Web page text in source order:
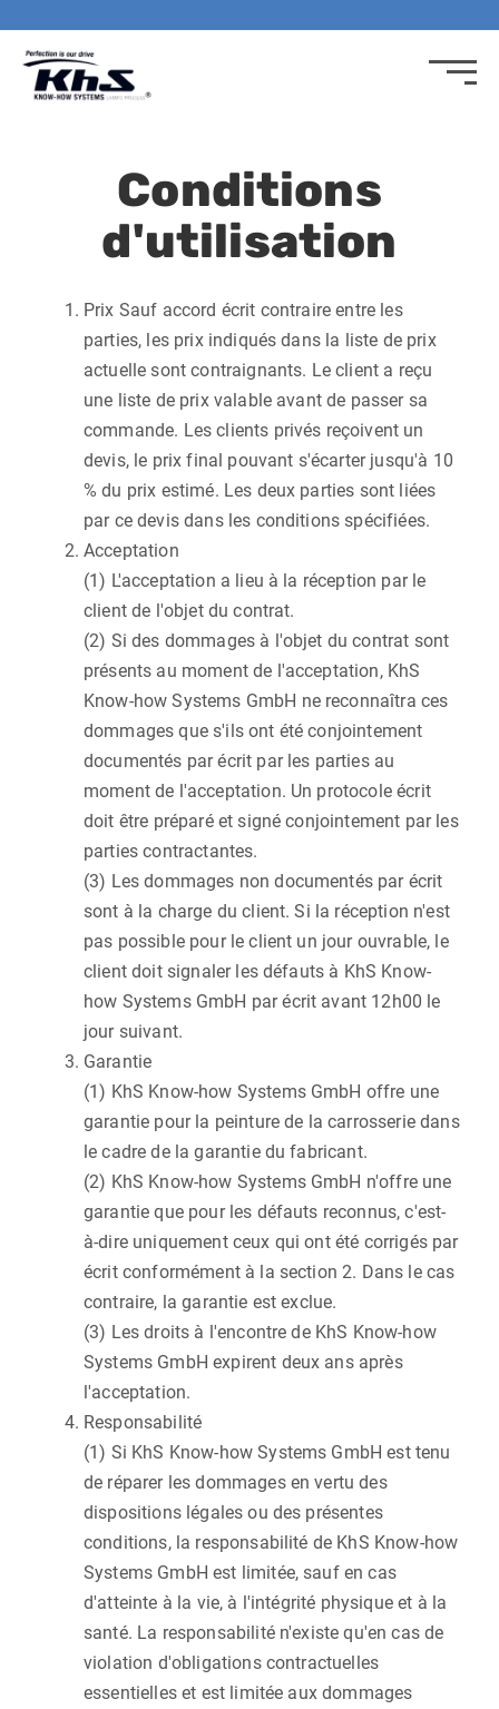
Conditions
d'utilisation
Prix Sauf accord écrit contraire entre les
parties, les prix indiqués dans la liste de prix
actuelle sont contraignants. Le client a reçu
une liste de prix valable avant de passer sa
commande. Les clients privés reçoivent un
devis, le prix final pouvant s'écarter jusqu'à 10
% du prix estimé. Les deux parties sont liées
par ce devis dans les conditions spécifiées.
Acceptation
(1) L'acceptation a lieu à la réception par le
client de l'objet du contrat.
(2) Si des dommages à l'objet du contrat sont
présents au moment de l'acceptation, KhS
Know-how Systems GmbH ne reconnaîtra ces
dommages que s'ils ont été conjointement
documentés par écrit par les parties au
moment de l'acceptation. Un protocole écrit
doit être préparé et signé conjointement par les
parties contractantes.
(3) Les dommages non documentés par écrit
sont à la charge du client. Si la réception n'est
pas possible pour le client un jour ouvrable, le
client doit signaler les défauts à KhS Know-
how Systems GmbH par écrit avant 12h00 le
jour suivant.
Garantie
(1) KhS Know-how Systems GmbH offre une
garantie pour la peinture de la carrosserie dans
le cadre de la garantie du fabricant.
(2) KhS Know-how Systems GmbH n'offre une
garantie que pour les défauts reconnus, c'est-
à-dire uniquement ceux qui ont été corrigés par
écrit conformément à la section 2. Dans le cas
contraire, la garantie est exclue.
(3) Les droits à l'encontre de KhS Know-how
Systems GmbH expirent deux ans après
l'acceptation.
Responsabilité
(1) Si KhS Know-how Systems GmbH est tenu
de réparer les dommages en vertu des
dispositions légales ou des présentes
conditions, la responsabilité de KhS Know-how
Systems GmbH est limitée, sauf en cas
d'atteinte à la vie, à l'intégrité physique et à la
santé. La responsabilité n'existe qu'en cas de
violation d'obligations contractuelles
essentielles et est limitée aux dommages